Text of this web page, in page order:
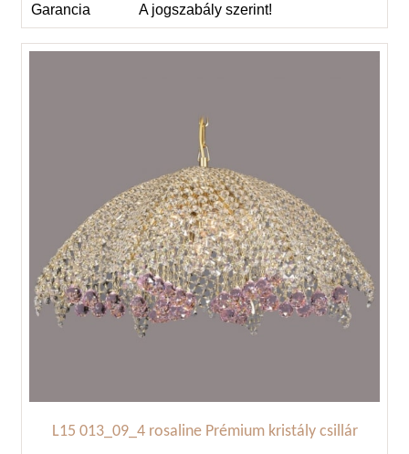
Garancia A jogszabály szerint!
L15 013_09_4 rosaline Prémium kristály csillár